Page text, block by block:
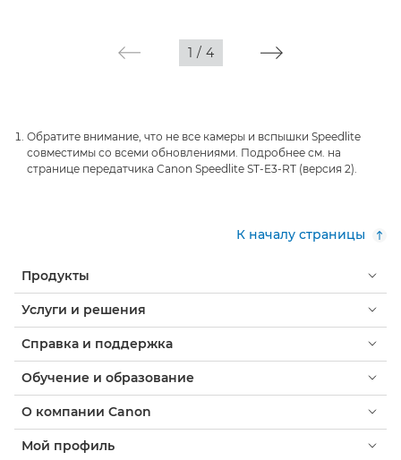
1 / 4
Обратите внимание, что не все камеры и вспышки Speedlite
совместимы со всеми обновлениями. Подробнее см. на
странице передатчика Canon Speedlite ST-E3-RT (версия 2).
К началу страницы
Продукты
Услуги и решения
Справка и поддержка
Обучение и образование
О компании Canon
Мой профиль